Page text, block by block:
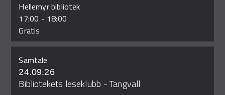
Hellemyr bibliotek
17:00 - 18:00
Gratis
Samtale
24.09.26
Bibliotekets leseklubb - Tangvall